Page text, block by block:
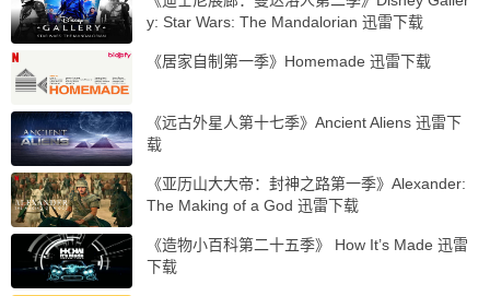
y: Star Wars: The Mandalorian 迅雷下载
《居家自制第一季》Homemade 迅雷下载
《远古外星人第十七季》Ancient Aliens 迅雷下
载
《亚历山大大帝：封神之路第一季》Alexander:
The Making of a God 迅雷下载
《造物小百科第二十五季》 How It’s Made 迅雷
下载